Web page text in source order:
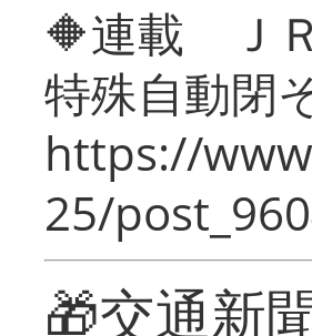
🔶連載 Ｊ
特殊自動閉
https://
25/
🎁交通新